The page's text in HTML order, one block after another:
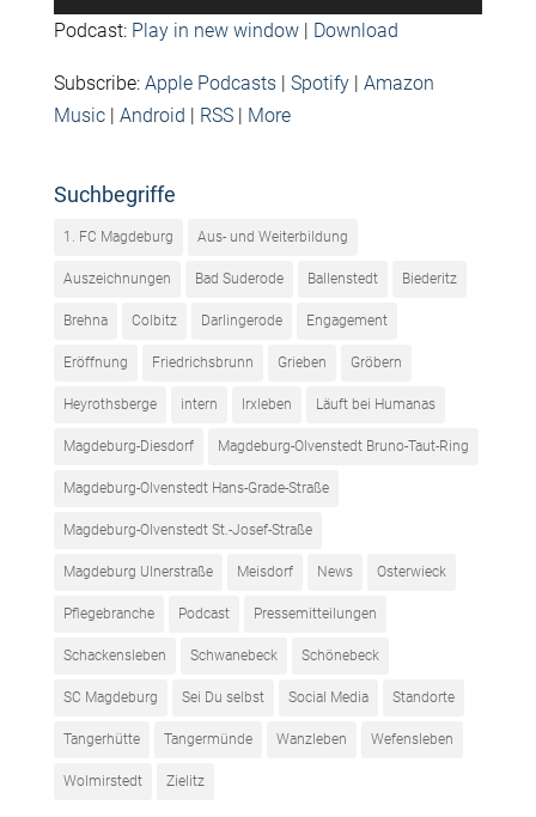
Player
Podcast: Play in new window| Download
Subscribe: Apple Podcasts| Spotify| Amazon
Music| Android | RSS| More
Suchbegriffe
1. FC Magdeburg Aus- und Weiterbildung
Auszeichnungen Bad Suderode Ballenstedt Biederitz
Brehna Colbitz Darlingerode Engagement
Eröffnung Friedrichsbrunn Grieben Gröbern
Heyrothsberge intern Irxleben Läuft bei Humanas
Magdeburg-Diesdorf Magdeburg-Olvenstedt Bruno-Taut-Ring
Magdeburg-Olvenstedt Hans-Grade-Straße
Magdeburg-Olvenstedt St.-Josef-Straße
Magdeburg Ulnerstraße Meisdorf News Osterwieck
Pflegebranche Podcast Pressemitteilungen
Schackensleben Schwanebeck Schönebeck
SC Magdeburg Sei Du selbst Social Media Standorte
Tangerhütte Tangermünde Wanzleben Wefensleben
Wolmirstedt Zielitz